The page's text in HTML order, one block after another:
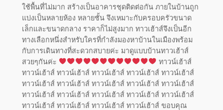
ใช้พื้นที่ไม่มาก สร้างเป็นอาคารชุดติดต่อกัน ภายในบ้านถูก
แบ่งเป็นหลายห้อง หลายชั้น จึงเหมาะกับครอบครัวขนาด
เล็กและขนาดกลาง ราคาก็ไม่สูงมาก ทาวเฮ้าส์จึงเป็นอีก
ทางเลือกหนึ่งสำหรับใครที่กำลังมองหาบ้านในเมืองพร้อม
กับการเดินทางที่สะดวกสบายค่ะ มาดูแบบบ้านทาวเฮ้าส์
สวยๆกันค่ะ
ทาวน์เฮ้าส์
ทาวน์เฮ้าส์ ทาวน์เฮ้าส์ ทาวน์เฮ้าส์ ทาวน์เฮ้าส์ ทาวน์เฮ้าส์
ทาวน์เฮ้าส์ ทาวน์เฮ้าส์ ทาวน์เฮ้าส์ ทาวน์เฮ้าส์ ทาวน์เฮ้าส์
ทาวน์เฮ้าส์ ทาวน์เฮ้าส์ ทาวน์เฮ้าส์ ทาวน์เฮ้าส์ ทาวน์เฮ้าส์
ทาวน์เฮ้าส์ ทาวน์เฮ้าส์ ทาวน์เฮ้าส์ ทาวน์เฮ้าส์ ขอบคุณ